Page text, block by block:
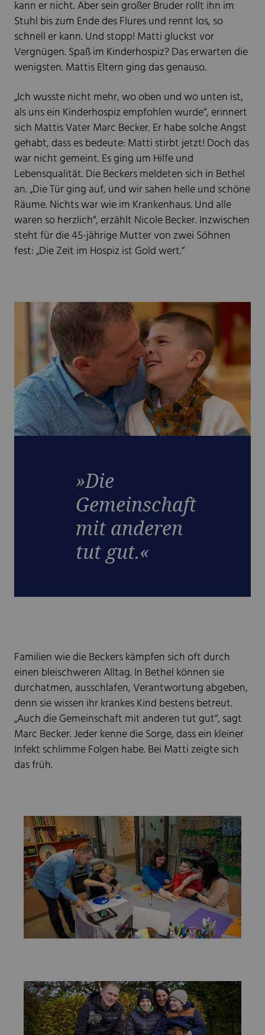
kann er nicht. Aber sein großer Bruder rollt ihn im
Stuhl bis zum Ende des Flures und rennt los, so
schnell er kann. Und stopp! Matti gluckst vor
Vergnügen. Spaß im Kinderhospiz? Das erwarten die
wenigsten. Mattis Eltern ging das genauso.
„Ich wusste nicht mehr, wo oben und wo unten ist,
als uns ein Kinderhospiz empfohlen wurde“, erinnert
sich Mattis Vater Marc Becker. Er habe solche Angst
gehabt, dass es bedeute: Matti stirbt jetzt! Doch das
war nicht gemeint. Es ging um Hilfe und
Lebensqualität. Die Beckers meldeten sich in Bethel
an. „Die Tür ging auf, und wir sahen helle und schöne
Räume. Nichts war wie im Krankenhaus. Und alle
waren so herzlich“, erzählt Nicole Becker. Inzwischen
steht für die 45-jährige Mutter von zwei Söhnen
fest: „Die Zeit im Hospiz ist Gold wert.“
»Die
Gemeinschaft
mit anderen
tut gut.«
Familien wie die Beckers kämpfen sich oft durch
einen bleischweren Alltag. In Bethel können sie
durchatmen, ausschlafen, Verantwortung abgeben,
denn sie wissen ihr krankes Kind bestens betreut.
„Auch die Gemeinschaft mit anderen tut gut“, sagt
Marc Becker. Jeder kenne die Sorge, dass ein kleiner
Infekt schlimme Folgen habe. Bei Matti zeigte sich
das früh.